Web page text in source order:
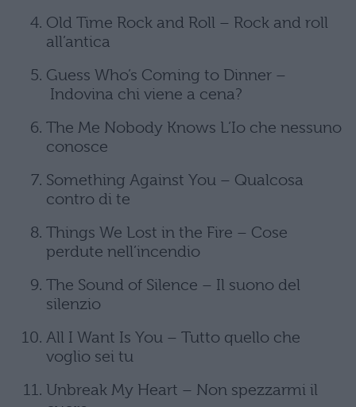
Old Time Rock and Roll – Rock and roll
all’antica
Guess Who’s Coming to Dinner –
Indovina chi viene a cena?
The Me Nobody Knows L’Io che nessuno
conosce
Something Against You – Qualcosa
contro di te
Things We Lost in the Fire – Cose
perdute nell’incendio
The Sound of Silence – Il suono del
silenzio
All I Want Is You – Tutto quello che
voglio sei tu
Unbreak My Heart – Non spezzarmi il